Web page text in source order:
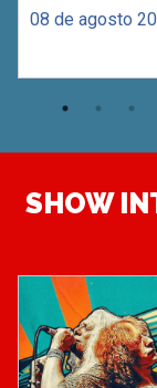
08 de agosto
SHOW